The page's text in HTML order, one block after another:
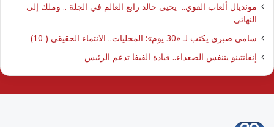
مونديال ألعاب القوي.. يحيى خالد رابع العالم في الجلة .. وملك إلى
النهائي
سامي صبري يكتب لـ «30 يوم»: المحليات.. الانتماء الحقيقي ( 10)
إنفانتينو يتنفس الصعداء.. قيادة الفيفا تدعم الرئيس